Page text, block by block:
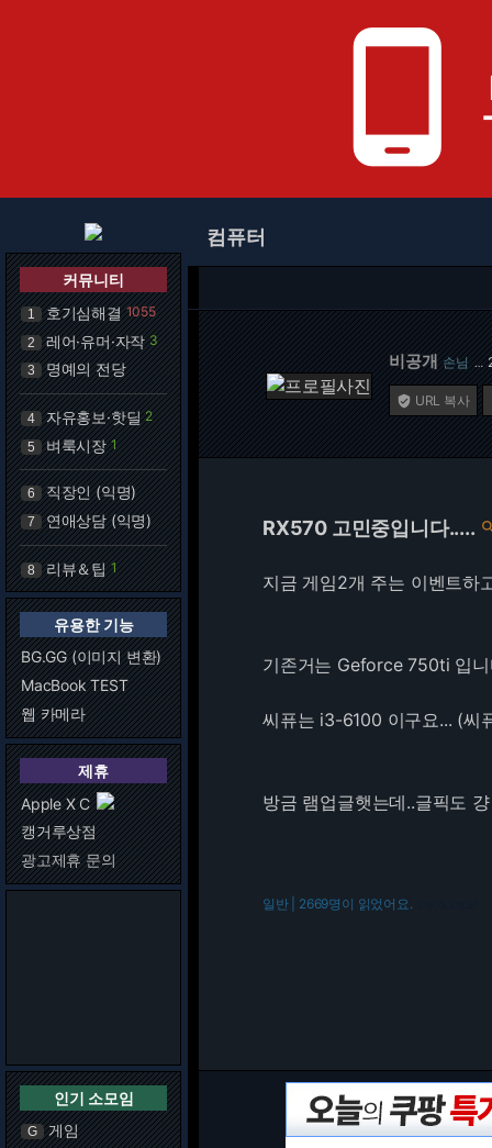
phone_android
커뮤니티
1 호기심해결 1055
2 레어·유머·자작 3
3 명예의 전당
4 자유홍보·핫딜 2
5 벼룩시장 1
6 직장인 (익명)
7 연애상담 (익명)
8 리뷰＆팁 1
유용한 기능
BG.GG (이미지 변환)
MacBook TEST
웹 카메라
제휴
Apple X C
캥거루상점
광고제휴 문의
인기 소모임
G 게임
컴퓨터
비공개 손님 …
 URL 복사
RX570 고민중입니다.....
지금 게임2개 주는 이벤트하
기존거는 Geforce 750ti 입
씨퓨는 i3-6100 이구요... (씨
방금 램업글햇는데..글픽도
일반 | 2669명이 읽었어요.